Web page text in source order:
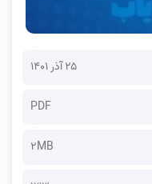
۲۵ آذر ۱۴۰۱
PDF
2MB